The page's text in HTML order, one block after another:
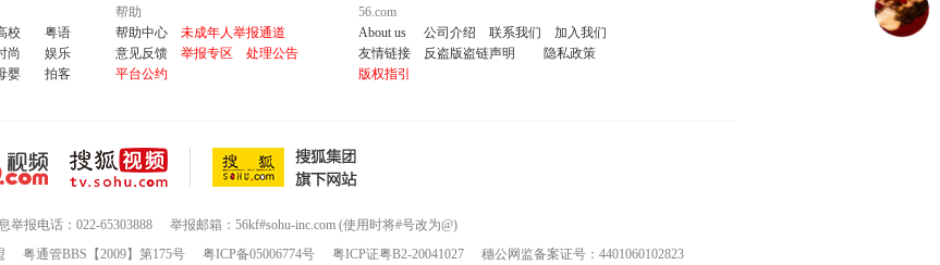
校
粤语
尚
娱乐
婴 拍客
帮助
帮助中心
未成年人举报通道
意见反馈
举报专区
处理公告
平台公约
56.com
About us
公司介绍 联系我们
加入我们
友情链接
反盗版盗链声明
隐私政策
版权指引
举报电话：022-65303888
举报邮箱：56kf#sohu-inc.com (使用时将#号改为@)
粤通管BBS【2009】第175号 粤ICP备05006774号 粤ICP证粤B2-20041027 穗公网监备案证号：4401060102823